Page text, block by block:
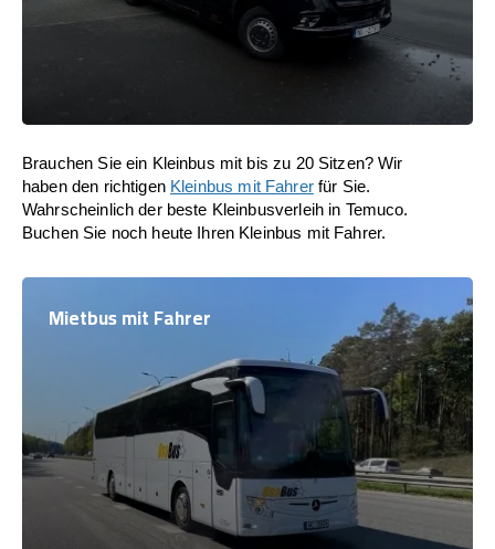
Brauchen Sie ein Kleinbus mit bis zu 20 Sitzen? Wir
haben den richtigen Kleinbus mit Fahrerfür Sie.
Wahrscheinlich der beste Kleinbusverleih in Temuco.
Buchen Sie noch heute Ihren Kleinbus mit Fahrer.
Mietbus mit Fahrer